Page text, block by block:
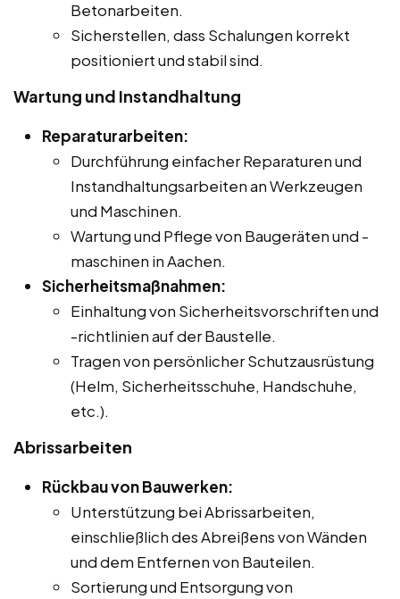
Betonarbeiten.
Sicherstellen, dass Schalungen korrekt
positioniert und stabil sind.
Wartung und Instandhaltung
Reparaturarbeiten:
Durchführung einfacher Reparaturen und
Instandhaltungsarbeiten an Werkzeugen
und Maschinen.
Wartung und Pflege von Baugeräten und -
maschinen in Aachen.
Sicherheitsmaßnahmen:
Einhaltung von Sicherheitsvorschriften und
-richtlinien auf der Baustelle.
Tragen von persönlicher Schutzausrüstung
(Helm, Sicherheitsschuhe, Handschuhe,
etc.).
Abrissarbeiten
Rückbau von Bauwerken:
Unterstützung bei Abrissarbeiten,
einschließlich des Abreißens von Wänden
und dem Entfernen von Bauteilen.
Sortierung und Entsorgung von